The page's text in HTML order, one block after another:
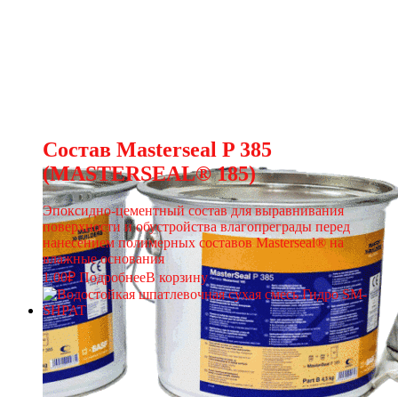
Состав Masterseal P 385
(MASTERSEAL® 185)
Эпоксидно-цементный состав для выравнивания
поверхности и обустройства влагопреграды перед
нанесением полимерных составов Masterseal® на
влажные основания
1.00₽ ПодробнееВ корзину